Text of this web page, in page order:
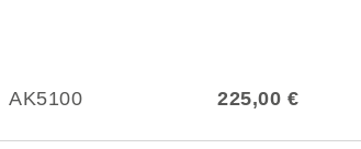
AK5100 225,00 €